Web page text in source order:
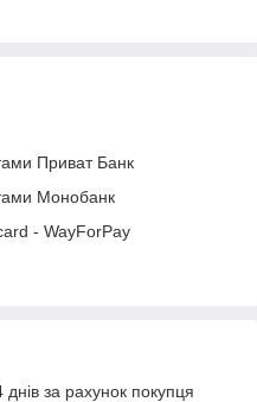
Приват Банк
Монобанк
- WayForPay
за рахунок покупця